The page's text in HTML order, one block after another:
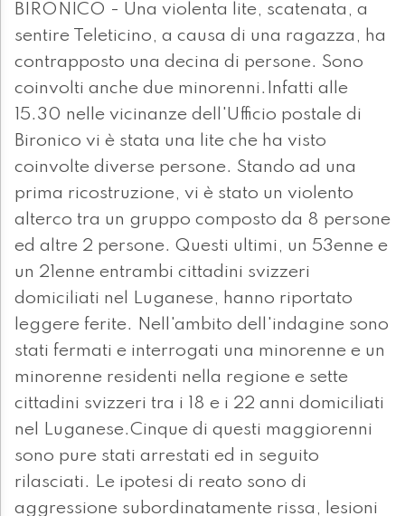
BIRONICO - Una violenta lite, scatenata, a
sentire Teleticino, a causa di una ragazza, ha
contrapposto una decina di persone. Sono
coinvolti anche due minorenni.Infatti alle
15.30 nelle vicinanze dell'Ufficio postale di
Bironico vi è stata una lite che ha visto
coinvolte diverse persone. Stando ad una
prima ricostruzione, vi è stato un violento
alterco tra un gruppo composto da 8 persone
ed altre 2 persone. Questi ultimi, un 53enne e
un 21enne entrambi cittadini svizzeri
domiciliati nel Luganese, hanno riportato
leggere ferite. Nell'ambito dell'indagine sono
stati fermati e interrogati una minorenne e un
minorenne residenti nella regione e sette
cittadini svizzeri tra i 18 e i 22 anni domiciliati
nel Luganese.Cinque di questi maggiorenni
sono pure stati arrestati ed in seguito
rilasciati. Le ipotesi di reato sono di
aggressione subordinatamente rissa, lesioni